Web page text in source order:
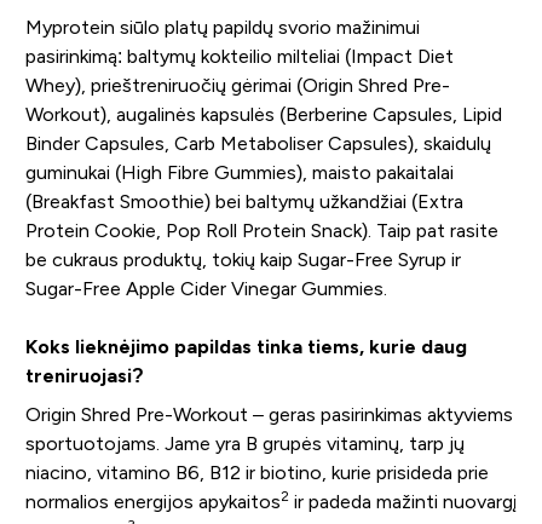
Myprotein siūlo platų papildų svorio mažinimui
pasirinkimą: baltymų kokteilio milteliai (Impact Diet
Whey), prieštreniruočių gėrimai (Origin Shred Pre-
Workout), augalinės kapsulės (Berberine Capsules, Lipid
Binder Capsules, Carb Metaboliser Capsules), skaidulų
guminukai (High Fibre Gummies), maisto pakaitalai
(Breakfast Smoothie) bei baltymų užkandžiai (Extra
Protein Cookie, Pop Roll Protein Snack). Taip pat rasite
be cukraus produktų, tokių kaip Sugar-Free Syrup ir
Sugar-Free Apple Cider Vinegar Gummies.
Koks lieknėjimo papildas tinka tiems, kurie daug
treniruojasi?
Origin Shred Pre-Workout – geras pasirinkimas aktyviems
sportuotojams. Jame yra B grupės vitaminų, tarp jų
niacino, vitamino B6, B12 ir biotino, kurie prisideda prie
normalios energijos apykaitos2ir padeda mažinti nuovargį